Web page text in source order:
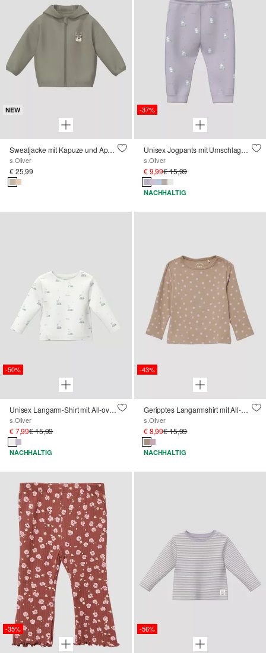
NEW
Sweatjacke mit Kapuze und Applikation
s.Oliver
€ 25,99
-37%
Unisex Jogpants mit Umschlagbund
s.Oliver
€ 9,99€ 15,99
NACHHALTIG
-50%
Unisex Langarm-Shirt mit All-over-Print
s.Oliver
€ 7,99€ 15,99
NACHHALTIG
-43%
Geripptes Langarmshirt mit All-over-Print
s.Oliver
€ 8,99€ 15,99
NACHHALTIG
-35% -56%